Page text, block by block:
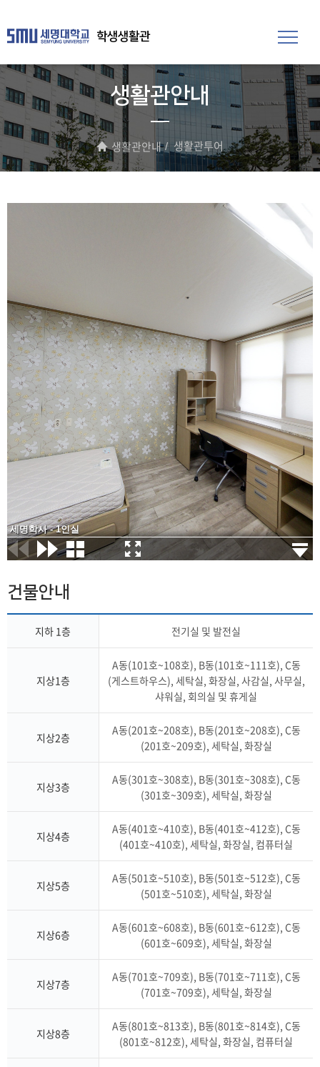
학생생활관
생활관안내
생활관안내 생활관투어
세명학사 - 1인실
건물안내
지하 1층 전기실 및 발전실
지상1층
A동(101호~108호), B동(101호~111호), C동
(게스트하우스), 세탁실, 화장실, 사감실, 사무실,
샤워실, 회의실 및 휴게실
지상2층
A동(201호~208호), B동(201호~208호), C동
(201호~209호), 세탁실, 화장실
지상3층
A동(301호~308호), B동(301호~308호), C동
(301호~309호), 세탁실, 화장실
지상4층
A동(401호~410호), B동(401호~412호), C동
(401호~410호), 세탁실, 화장실, 컴퓨터실
지상5층
A동(501호~510호), B동(501호~512호), C동
(501호~510호), 세탁실, 화장실
지상6층
A동(601호~608호), B동(601호~612호), C동
(601호~609호), 세탁실, 화장실
지상7층
A동(701호~709호), B동(701호~711호), C동
(701호~709호), 세탁실, 화장실
지상8층
A동(801호~813호), B동(801호~814호), C동
(801호~812호), 세탁실, 화장실, 컴퓨터실